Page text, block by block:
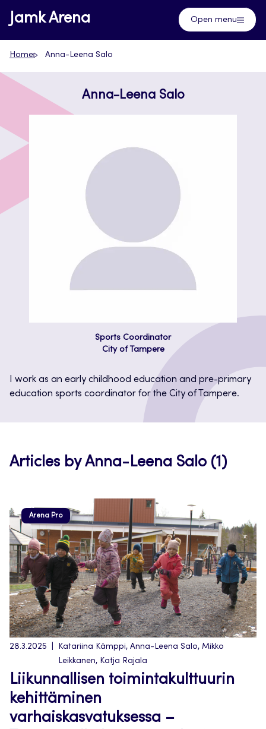
Skip
to
content
Jamk Arena Open menu
Home Anna-Leena Salo
Anna-Leena Salo
Sports Coordinator
City of Tampere
I work as an early childhood education and pre-primary
education sports coordinator for the City of Tampere.
Articles by Anna-Leena Salo (1)
Arena Pro
28.3.2025
Katariina Kämppi, Anna-Leena Salo, Mikko
Leikkanen, Katja Rajala
Liikunnallisen toimintakulttuurin
kehittäminen
varhaiskasvatuksessa –